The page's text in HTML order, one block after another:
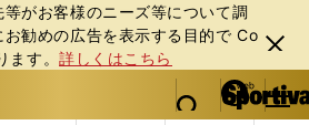
がお客様のニーズ等について調
勧めの広告を表⽰する⽬的で Co
ます。詳しくはこちら
閉じ
る
web Sportiva (webスポルティーバ)
検索
マイペ
ー メニュ
一覧 格闘技 プロレス アント